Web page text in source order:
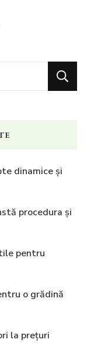
dinamice și
procedura și
pentru
o grădină
la prețuri